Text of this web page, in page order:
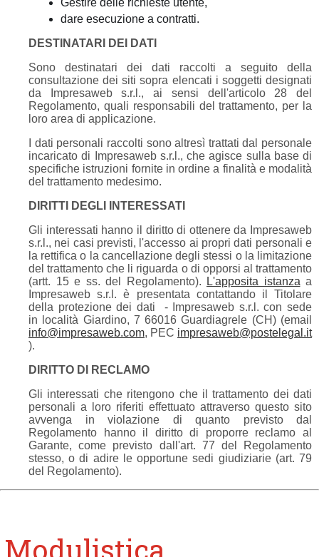
Gestire delle richieste utente,
dare esecuzione a contratti.
DESTINATARI DEI DATI
Sono destinatari dei dati raccolti a seguito della
consultazione dei siti sopra elencati i soggetti designati
da Impresaweb s.r.l., ai sensi dell'articolo 28 del
Regolamento, quali responsabili del trattamento, per la
loro area di applicazione.
I dati personali raccolti sono altresì trattati dal personale
incaricato di Impresaweb s.r.l., che agisce sulla base di
specifiche istruzioni fornite in ordine a finalità e modalità
del trattamento medesimo.
DIRITTI DEGLI INTERESSATI
Gli interessati hanno il diritto di ottenere da Impresaweb
s.r.l., nei casi previsti, l'accesso ai propri dati personali e
la rettifica o la cancellazione degli stessi o la limitazione
del trattamento che li riguarda o di opporsi al trattamento
(artt. 15 e ss. del Regolamento).
L'apposita istanza a
Impresaweb s.r.l. è presentata contattando il Titolare
della protezione dei dati - Impresaweb s.r.l. con sede
in località Giardino, 7 66016 Guardiagrele (CH) (email
info@impresaweb.com, PEC impresaweb@postelegal.it
).
DIRITTO DI RECLAMO
Gli interessati che ritengono che il trattamento dei dati
personali a loro riferiti effettuato attraverso questo sito
avvenga in violazione di quanto previsto dal
Regolamento hanno il diritto di proporre reclamo al
Garante, come previsto dall'art. 77 del Regolamento
stesso, o di adire le opportune sedi giudiziarie (art. 79
del Regolamento).